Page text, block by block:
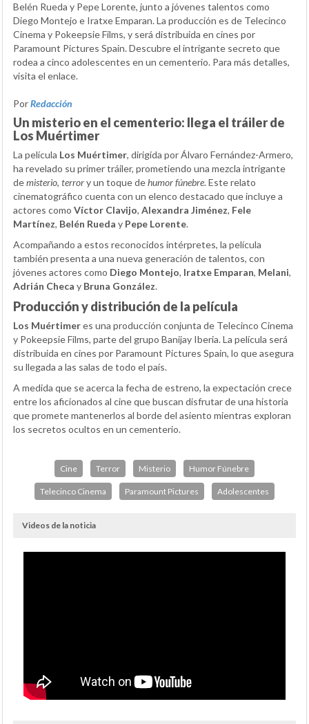
Belén Rueda y Pepe Lorente, junto a jóvenes talentos como
Diego Montejo e Iratxe Emparan. La producción es de Telecinco
Cinema y Pokeepsie Films, y será distribuida en cines por
Paramount Pictures Spain. Descubre el intrigante secreto que
rodea a cinco adolescentes en un cementerio. Para más detalles,
visita el enlace.
PorRedacción
Un misterio en el cementerio: llega el tráiler de
Los Muértimer
La película Los Muértimer, dirigida por Álvaro Fernández-Armero,
ha revelado su primer tráiler, prometiendo una mezcla intrigante
demisterio, terrory un toque dehumor fúnebre. Este relato
cinematográfico cuenta con un elenco destacado que incluye a
actores como Víctor Clavijo, Alexandra Jiménez, Fele
Martínez, Belén Rueda y Pepe Lorente.
Acompañando a estos reconocidos intérpretes, la película
también presenta a una nueva generación de talentos, con
jóvenes actores como Diego Montejo, Iratxe Emparan, Melani,
Adrián Checa y Bruna González.
Producción y distribución de la película
Los Muértimeres una producción conjunta de Telecinco Cinema
y Pokeepsie Films, parte del grupo Banijay Iberia. La película será
distribuida en cines por Paramount Pictures Spain, lo que asegura
su llegada a las salas de todo el país.
A medida que se acerca la fecha de estreno, la expectación crece
entre los aficionados al cine que buscan disfrutar de una historia
que promete mantenerlos al borde del asiento mientras exploran
los secretos ocultos en un cementerio.
Cine Terror Misterio Humor Fúnebre
Telecinco Cinema Paramount Pictures Adolescentes
Videos de la noticia